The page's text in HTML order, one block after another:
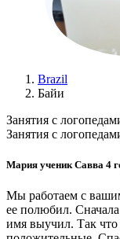
Brazil
Байи
Занятия с
Занятия с
Мария ученик Савва 4
Мы работаем с
ее полюбил.
имя выучил. Так что